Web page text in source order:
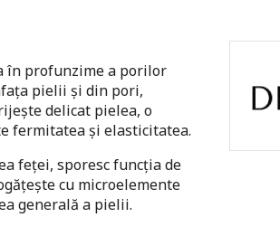
în profunzime a porilor
pielii și din pori,
delicat pielea, o
fermitatea și elasticitatea.
feței, sporesc funcția de
cu microelemente
generală a pielii.